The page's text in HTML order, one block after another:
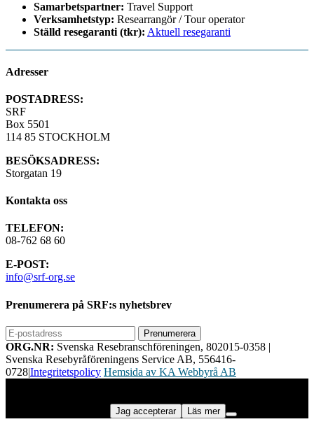
Samarbetspartner: Travel Support
Verksamhetstyp: Researrangör / Tour operator
Ställd resegaranti (tkr): Aktuell resegaranti
Adresser
POSTADRESS:
SRF
Box 5501
114 85 STOCKHOLM
BESÖKSADRESS:
Storgatan 19
Kontakta oss
TELEFON:
08-762 68 60
E-POST:
info@srf-org.se
Prenumerera på SRF:s nyhetsbrev
ORG.NR: Svenska Resebranschföreningen, 802015-0358 |
Svenska Resebyråföreningens Service AB, 556416-
0728|Integritetspolicy Hemsida av KA Webbyrå AB
Jag accepterar Läs mer